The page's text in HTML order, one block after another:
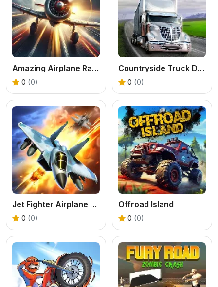
Amazing Airplane Racer
0 (0)
Countryside Truck Drive
0 (0)
Jet Fighter Airplane Racing
0 (0)
Offroad Island
0 (0)